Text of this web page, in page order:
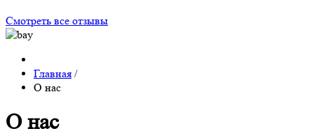
Смотреть все отзывы
Главная /
О нас
О нас